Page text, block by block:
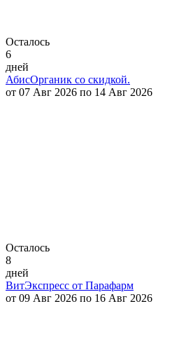
Осталось
6
дней
АбисОрганик со скидкой.
от 07 Авг 2026 по 14 Авг 2026
Осталось
8
дней
ВитЭкспресс от Парафарм
от 09 Авг 2026 по 16 Авг 2026